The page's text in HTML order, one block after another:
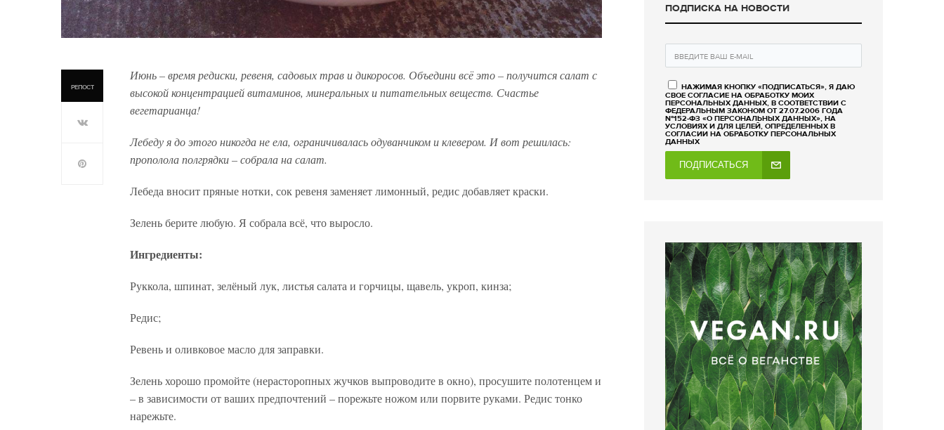
РЕПОСТ
Июнь – время редиски, ревеня, садовых трав и дикоросов. Объедини всё это – получится салат с
высокой концентрацией витаминов, минеральных и питательных веществ. Счастье
вегетарианца!
Лебеду я до этого никогда не ела, ограничивалась одуванчиком и клевером. И вот решилась:
прополола полгрядки – собрала на салат.
Лебеда вносит пряные нотки, сок ревеня заменяет лимонный, редис добавляет краски.
Зелень берите любую. Я собрала всё, что выросло.
Ингредиенты:
Руккола, шпинат, зелёный лук, листья салата и горчицы, щавель, укроп, кинза;
Редис;
Ревень и оливковое масло для заправки.
Зелень хорошо промойте (нерасторопных жучков выпроводите в окно), просушите полотенцем и
– в зависимости от ваших предпочтений – порежьте ножом или порвите руками. Редис тонко
нарежьте.
ПОДПИСКА НА НОВОСТИ
НАЖИМАЯ КНОПКУ «ПОДПИСАТЬСЯ», Я ДАЮ
СВОЕ СОГЛАСИЕ НА ОБРАБОТКУ МОИХ
ПЕРСОНАЛЬНЫХ ДАННЫХ, В СООТВЕТСТВИИ С
ФЕДЕРАЛЬНЫМ ЗАКОНОМ ОТ 27.07.2006 ГОДА
№152-ФЗ «О ПЕРСОНАЛЬНЫХ ДАННЫХ», НА
УСЛОВИЯХ И ДЛЯ ЦЕЛЕЙ, ОПРЕДЕЛЕННЫХ В
СОГЛАСИИ НА ОБРАБОТКУ ПЕРСОНАЛЬНЫХ
ДАННЫХ
ПОДПИСАТЬСЯ